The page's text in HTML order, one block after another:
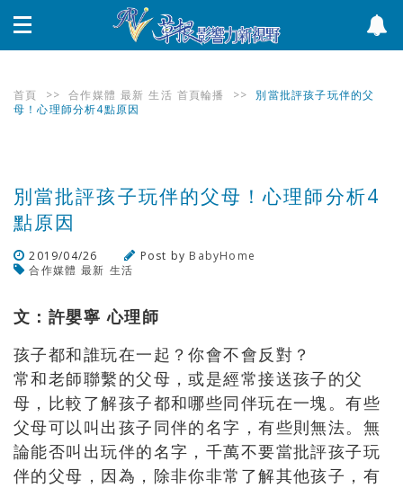
首頁 >> 合作媒體 最新 生活 首頁輪播 >>
別當批評孩子玩伴的父
母！心理師分析4點原因
別當批評孩子玩伴的父母！心理師分析4
點原因
2019/04/26 Post by BabyHome
合作媒體 最新 生活
文：許嬰寧 心理師
孩子都和誰玩在一起？你會不會反對？
常和老師聯繫的父母，或是經常接送孩子的父
母，比較了解孩子都和哪些同伴玩在一塊。有些
父母可以叫出孩子同伴的名字，有些則無法。無
論能否叫出玩伴的名字，千萬不要當批評孩子玩
伴的父母，因為，除非你非常了解其他孩子，有